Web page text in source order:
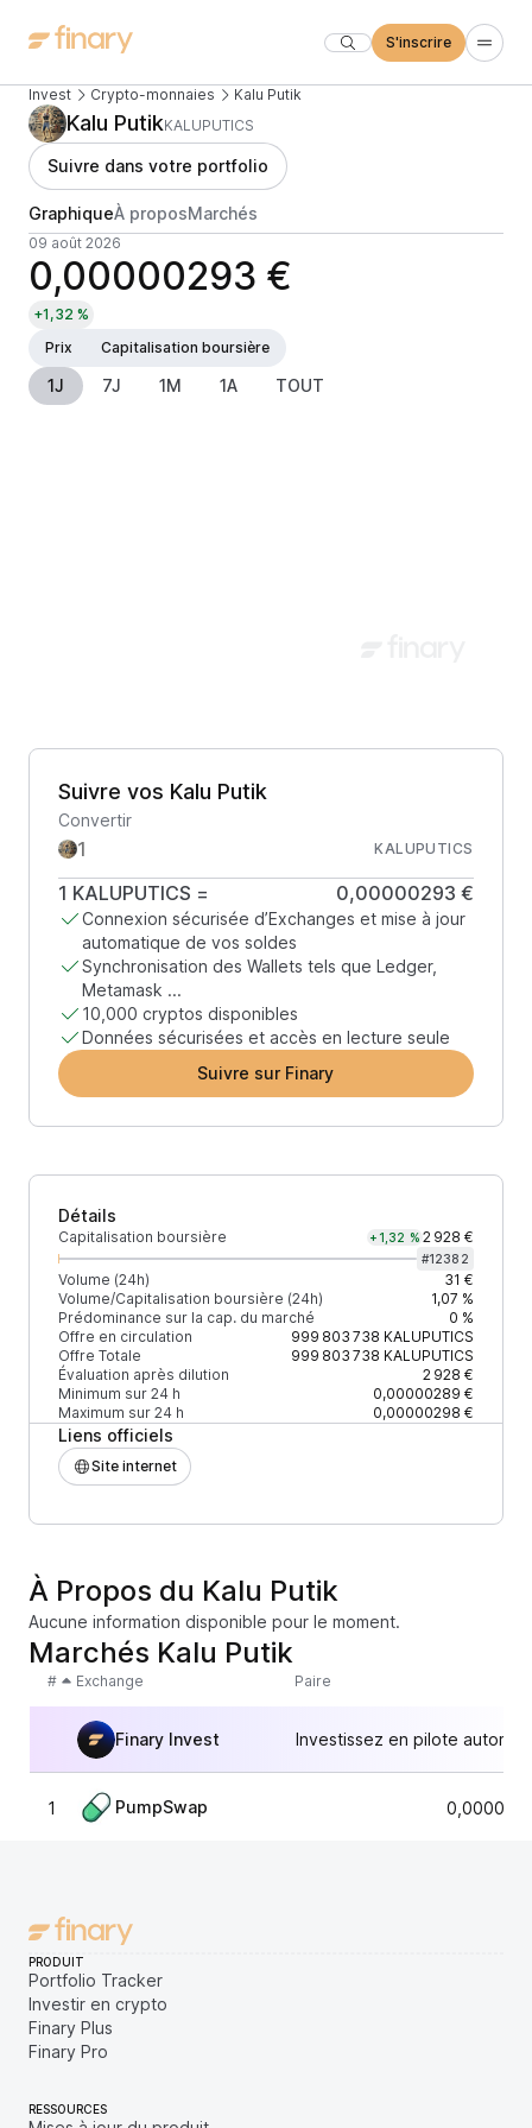
S'inscrire
Invest Crypto-monnaies Kalu Putik
Kalu PutikKALUPUTICS
Suivre dans votre portfolio
GraphiqueÀ proposMarchés
09 août 2026
0,00000293 €
+1,32 %
Prix
Capitalisation boursière
1J 7J 1M 1A TOUT
Suivre vos Kalu Putik
Convertir
KALUPUTICS
1 KALUPUTICS = 0,00000293 €
Connexion sécurisée d’Exchanges et mise à jour
automatique de vos soldes
Synchronisation des Wallets tels que Ledger,
Metamask ...
10,000 cryptos disponibles
Données sécurisées et accès en lecture seule
Suivre sur Finary
Détails
Capitalisation boursière +1,32 % 2 928 €
#12382
Volume (24h)
31 €
Volume/Capitalisation boursière (24h)
1,07 %
Prédominance sur la cap. du marché
0 %
Offre en circulation
999 803 738 KALUPUTICS
Offre Totale
999 803 738 KALUPUTICS
Évaluation après dilution
2 928 €
Minimum sur 24 h
0,00000289 €
Maximum sur 24 h
0,00000298 €
Liens officiels
Site internet
À Propos du Kalu Putik
Aucune information disponible pour le moment.
Marchés Kalu Putik
# Exchange Paire
Finary Invest Investissez en pilote
1 PumpSwap
PRODUIT
Portfolio Tracker
Investir en crypto
Finary Plus
Finary Pro
RESSOURCES